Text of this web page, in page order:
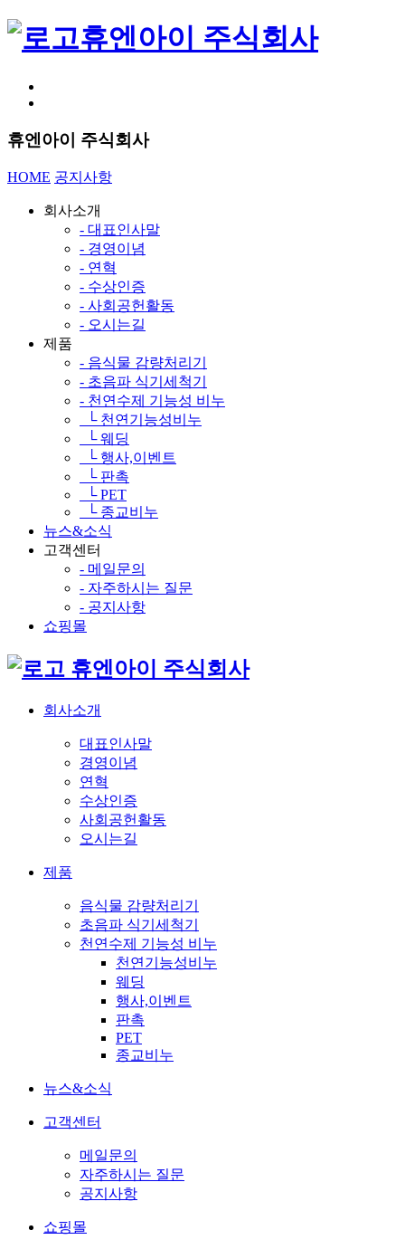
휴엔아이 주식회사
휴엔아이 주식회사
HOME 공지사항
회사소개
- 대표인사말
- 경영이념
- 연혁
- 수상인증
- 사회공헌활동
- 오시는길
제품
- 음식물 감량처리기
- 초음파 식기세척기
- 천연수제 기능성 비누
└ 천연기능성비누
└ 웨딩
└ 행사,이벤트
└ 판촉
└ PET
└ 종교비누
뉴스&소식
고객센터
- 메일문의
- 자주하시는 질문
- 공지사항
쇼핑몰
휴엔아이 주식회사
회사소개
대표인사말
경영이념
연혁
수상인증
사회공헌활동
오시는길
제품
음식물 감량처리기
초음파 식기세척기
천연수제 기능성 비누
천연기능성비누
웨딩
행사,이벤트
판촉
PET
종교비누
뉴스&소식
고객센터
메일문의
자주하시는 질문
공지사항
쇼핑몰